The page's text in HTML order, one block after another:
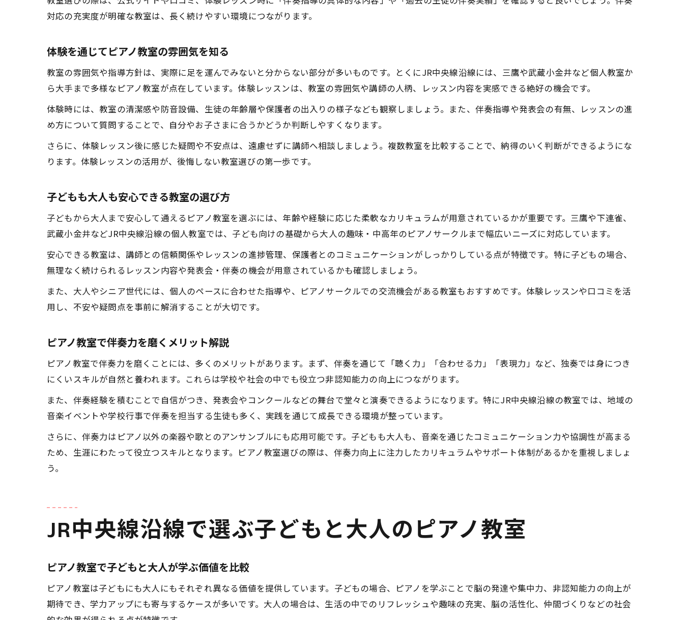
ピアノ教室講師の現実と収入事情を解説
ピアノ教室で伴奏力が伸びる仕組み解説
ピアノ教室の伴奏力向上が生む変化を紹介
ピアノ教室で伴奏力を伸ばす練習法の工夫
対応の充実度が明確な教室は、長く続けやすい環境につながります。
体験を通じてピアノ教室の雰囲気を知る
教室の雰囲気や指導方針は、実際に足を運んでみないと分からない部分が多いものです。とくにJR中央線沿線には、三鷹や武蔵小金井など個人教室か
ら大手まで多様なピアノ教室が点在しています。体験レッスンは、教室の雰囲気や講師の人柄、レッスン内容を実感できる絶好の機会です。
体験時には、教室の清潔感や防音設備、生徒の年齢層や保護者の出入りの様子なども観察しましょう。また、伴奏指導や発表会の有無、レッスンの進
め方について質問することで、自分やお子さまに合うかどうか判断しやすくなります。
さらに、体験レッスン後に感じた疑問や不安点は、遠慮せずに講師へ相談しましょう。複数教室を比較することで、納得のいく判断ができるようにな
ります。体験レッスンの活用が、後悔しない教室選びの第一歩です。
子どもも大人も安心できる教室の選び方
子どもから大人まで安心して通えるピアノ教室を選ぶには、年齢や経験に応じた柔軟なカリキュラムが用意されているかが重要です。三鷹や下連雀、
武蔵小金井などJR中央線沿線の個人教室では、子ども向けの基礎から大人の趣味・中高年のピアノサークルまで幅広いニーズに対応しています。
安心できる教室は、講師との信頼関係やレッスンの進捗管理、保護者とのコミュニケーションがしっかりしている点が特徴です。特に子どもの場合、
無理なく続けられるレッスン内容や発表会・伴奏の機会が用意されているかも確認しましょう。
また、大人やシニア世代には、個人のペースに合わせた指導や、ピアノサークルでの交流機会がある教室もおすすめです。体験レッスンや口コミを活
用し、不安や疑問点を事前に解消することが大切です。
ピアノ教室で伴奏力を磨くメリット解説
ピアノ教室で伴奏力を磨くことには、多くのメリットがあります。まず、伴奏を通じて「聴く力」「合わせる力」「表現力」など、独奏では身につき
にくいスキルが自然と養われます。これらは学校や社会の中でも役立つ非認知能力の向上につながります。
また、伴奏経験を積むことで自信がつき、発表会やコンクールなどの舞台で堂々と演奏できるようになります。特にJR中央線沿線の教室では、地域の
音楽イベントや学校行事で伴奏を担当する生徒も多く、実践を通じて成長できる環境が整っています。
さらに、伴奏力はピアノ以外の楽器や歌とのアンサンブルにも応用可能です。子どもも大人も、音楽を通じたコミュニケーション力や協調性が高まる
ため、生涯にわたって役立つスキルとなります。ピアノ教室選びの際は、伴奏力向上に注力したカリキュラムやサポート体制があるかを重視しましょ
う。
JR中央線沿線で選ぶ子どもと大人のピアノ教室
ピアノ教室で子どもと大人が学ぶ価値を比較
ピアノ教室は子どもにも大人にもそれぞれ異なる価値を提供しています。子どもの場合、ピアノを学ぶことで脳の発達や集中力、非認知能力の向上が
期待でき、学力アップにも寄与するケースが多いです。大人の場合は、生活の中でのリフレッシュや趣味の充実、脳の活性化、仲間づくりなどの社会
お申し込みはこちら
お申し込みはこちら